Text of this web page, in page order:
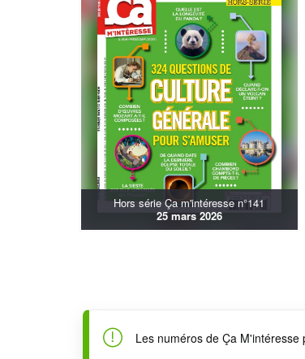
Hors série Ça m'intéresse n°141
25 mars 2026
Les numéros de Ça